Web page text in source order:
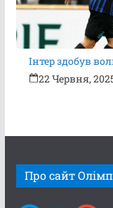
Інтер здобув
22 Червня,
Про сайт